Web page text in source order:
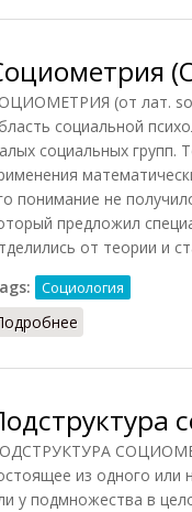
(от лат.
социальной
социальных групп.
понимание не
предложил
от теории и
Социология
из одного или
у подмножества в